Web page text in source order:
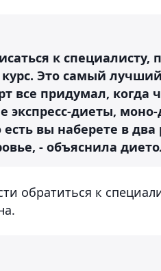
к
Это самый
все придумал, когда
экспресс-диеты,
вы наберете в
- объяснила
обратиться к